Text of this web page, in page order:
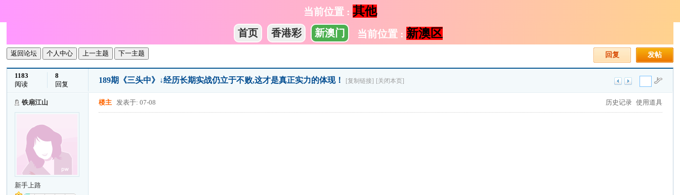
当前位置 : 其他
首页 香港彩 新澳门 当前位置 : 新澳区
返回论坛 个人中心 上一主题 下一主题 发帖
回复
1183
阅读
8
回复
189期《三头中》↓经历长期实战仍立于不败,这才是真正实力的体现！ [复制链接] [关闭本页]
铁扇江山
新手上路
历史记录 使用道具
楼主 发表于: 07-08